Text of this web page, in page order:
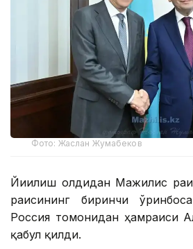
Фото: Жаслан Жумабеков
Йиғилиш олдидан Мажилис
раисининг биринчи
Россия томонидан ҳамраиси
қабул қилди.